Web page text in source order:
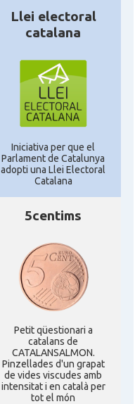
Llei electoral
catalana
Iniciativa per que el
Parlament de Catalunya
adopti una Llei Electoral
Catalana
5centims
Petit qüestionari a
catalans de
CATALANSALMON.
Pinzellades d'un grapat
de vides viscudes amb
intensitat i en català per
tot el món